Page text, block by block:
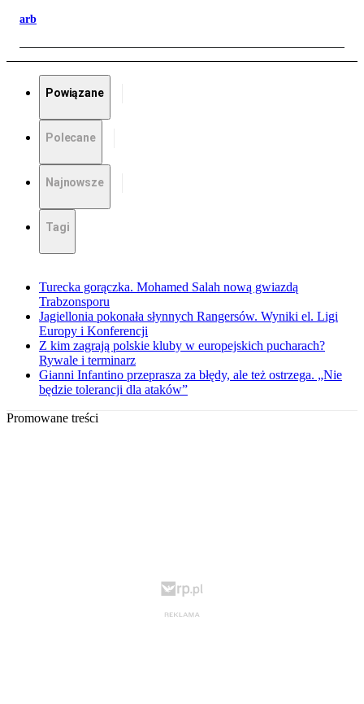
arb
Powiązane
Polecane
Najnowsze
Tagi
Turecka gorączka. Mohamed Salah nową gwiazdą
Trabzonsporu
Jagiellonia pokonała słynnych Rangersów. Wyniki el. Ligi
Europy i Konferencji
Z kim zagrają polskie kluby w europejskich pucharach?
Rywale i terminarz
Gianni Infantino przeprasza za błędy, ale też ostrzega. „Nie
będzie tolerancji dla ataków”
Promowane treści